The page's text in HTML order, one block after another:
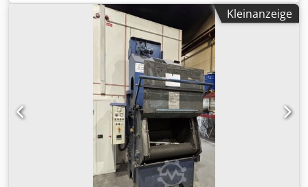
mm x H 1700 mm Staubsauger Maße: B 600 mm x Tiefe
500 mm x H 1500 mm 1 defekter Handschuh Maschine IN
SEHR GUTEM ZUSTAND Ausstattung: Staubsauger
Spannung: 220 V einphasig
Kleinanzeige